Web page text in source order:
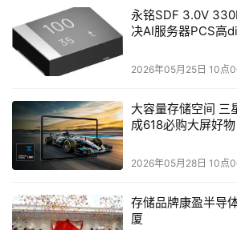
此次，Adaptec同时推出了4块板卡
部存储阵列。串行连接SCSI 48300卡
SAS/SATA端口，用于提高多媒体和I/O
能，提供RAID 0、1和10数据保护；串
4800SAS和4805SAS控制器是高性能8
可通过PCI-X(4800SAS)或
到服务器，并且都支持SAS或SATA硬
ECC保护的DDR2 DRAM和标准的
增强型数据保护并简化包括热插拔、热
永铭SDF 3.0V
决AI服务器PCS高
2026年05月25日 10点
大容量存储空间 三
成618必购大屏好物
2026年05月28日 10点
存储品牌康盈半导
厦